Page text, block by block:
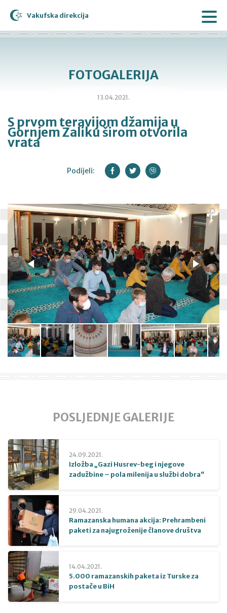
Vakufska direkcija
FOTOGALERIJA
13.04.2021.
S prvom teravijom džamija u
Gornjem Zaliku širom otvorila
vrata
Podijeli:
POSLJEDNJE GALERIJE
24.09.2021.
Izložba „Gazi Husrev-beg i njegove
zadužbine – pola milenija u službi dobra“
29.04.2021.
Ramazanska humana akcija: Prehrambeni
paketi za najugroženije članove društva
14.04.2021.
5.000 ramazanskih paketa iz Turske za
postače u BiH